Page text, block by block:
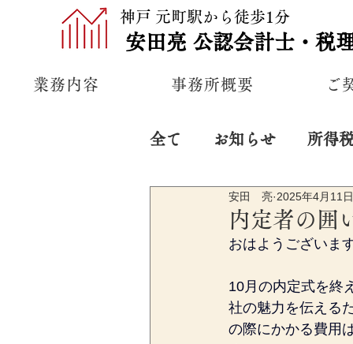
神戸 元町駅から徒歩1分
安田亮 公認会計士・税
業務内容 事務所概要 ご
全て お知らせ 所得
プライベート 経営
内定者の囲
安田 亮 2025年4月11日
おはようございま
10月の内定式を終
社の魅力を伝える
の際にかかる費用